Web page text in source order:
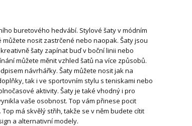
buretového hedvábí. Stylové šaty v módním
nosit zastrčené nebo naopak. Šaty jsou
šaty zapínat buď v boční linii nebo
můžete měnit vzhled šatů na více způsobů.
návrhářky. Šaty můžete nosit jak na
tak i ve sportovním stylu s teniskami nebo
aktivity. Šaty je také vhodný i pro
vaše osobnost. Top vám přinese pocit
má skvělý střih, takže se v něm budete cítit
a alternativní modely.